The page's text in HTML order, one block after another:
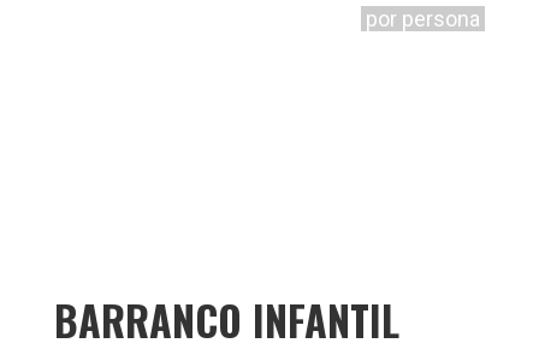
por persona
BARRANCO INFANTIL